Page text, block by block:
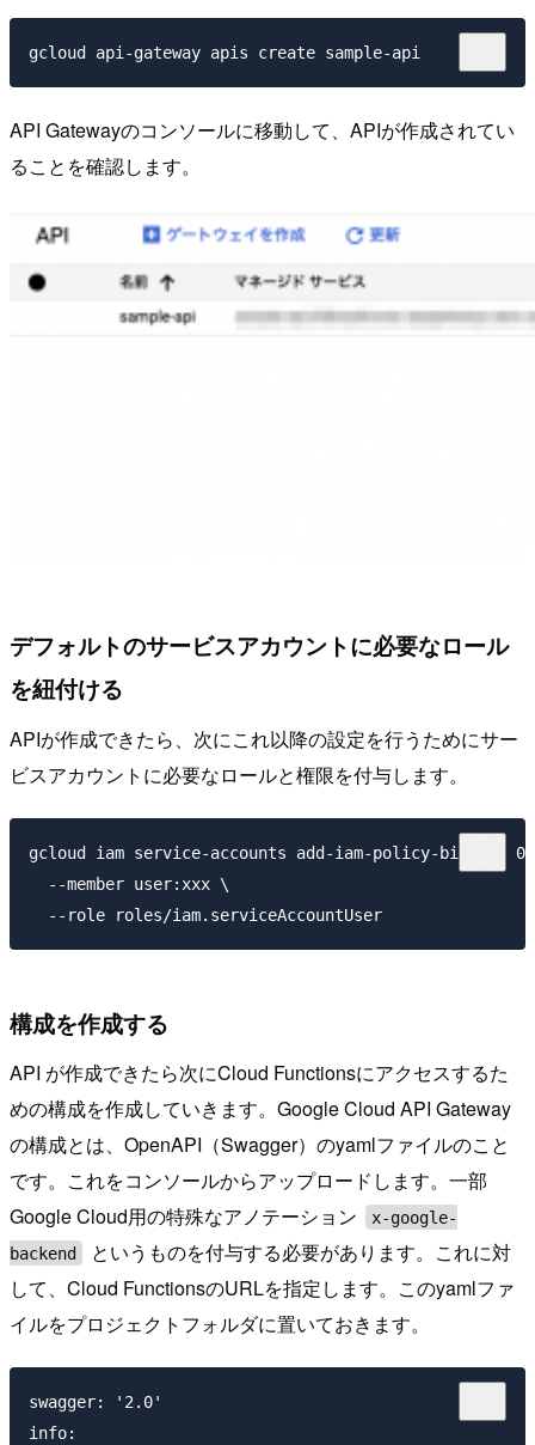
API Gatewayのコンソールに移動して、APIが作成されてい
ることを確認します。
デフォルトのサービスアカウントに必要なロール
を紐付ける
APIが作成できたら、次にこれ以降の設定を行うためにサー
ビスアカウントに必要なロールと権限を付与します。
gcloud iam service-accounts add-iam-policy-binding
  --member user:xxx \
構成を作成する
API が作成できたら次にCloud Functionsにアクセスするた
めの構成を作成していきます。Google Cloud API Gateway
の構成とは、OpenAPI（Swagger）のyamlファイルのこと
です。これをコンソールからアップロードします。一部
Google Cloud用の特殊なアノテーション
x-google-
backend
というものを付与する必要があります。これに対
して、Cloud FunctionsのURLを指定します。このyamlファ
イルをプロジェクトフォルダに置いておきます。
swagger: '2.0'
info: